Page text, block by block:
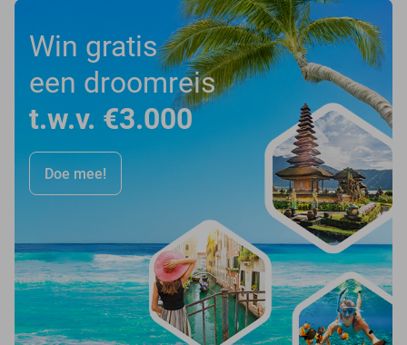
Win gratis
een droomreis
t.w.v. €3.000
Doe mee!